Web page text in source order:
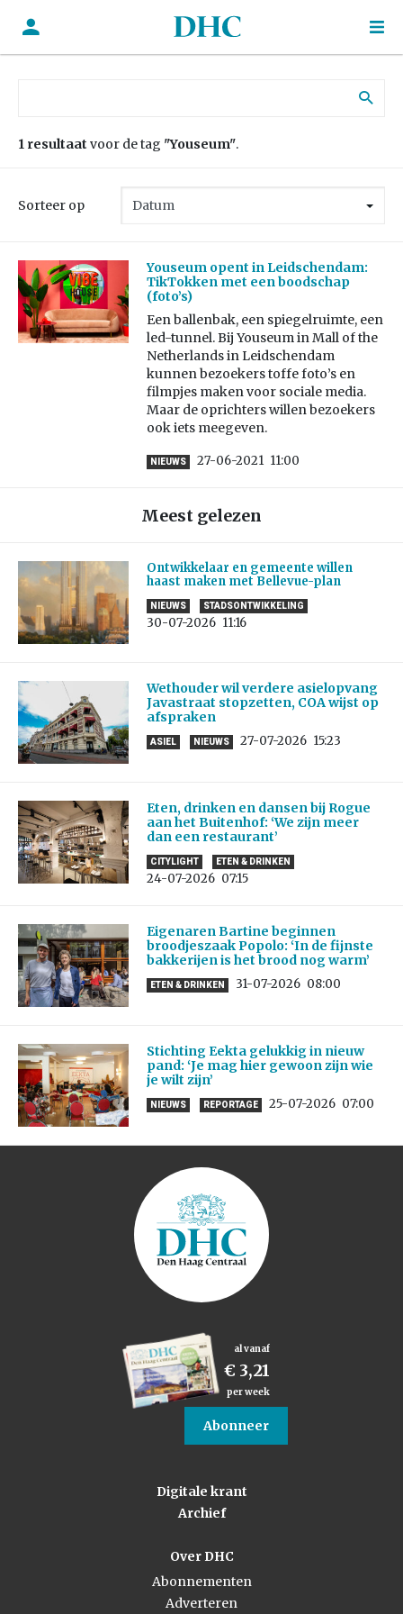
1 resultaat voor de tag "Youseum".
Sorteer op
Youseum opent in Leidschendam:
TikTokken met een boodschap
(foto’s)
Een ballenbak, een spiegelruimte, een
led-tunnel. Bij Youseum in Mall of the
Netherlands in Leidschendam
kunnen bezoekers toffe foto’s en
filmpjes maken voor sociale media.
Maar de oprichters willen bezoekers
ook iets meegeven.
NIEUWS 27-06-2021 11:00
Meest gelezen
Ontwikkelaar en gemeente willen
haast maken met Bellevue-plan
NIEUWS STADSONTWIKKELING
30-07-2026 11:16
Wethouder wil verdere asielopvang
Javastraat stopzetten, COA wijst op
afspraken
ASIEL NIEUWS 27-07-2026 15:23
Eten, drinken en dansen bij Rogue
aan het Buitenhof: ‘We zijn meer
dan een restaurant’
CITYLIGHT ETEN & DRINKEN
24-07-2026 07:15
Eigenaren Bartine beginnen
broodjeszaak Popolo: ‘In de fijnste
bakkerijen is het brood nog warm’
ETEN & DRINKEN 31-07-2026 08:00
Stichting Eekta gelukkig in nieuw
pand: ‘Je mag hier gewoon zijn wie
je wilt zijn’
NIEUWS REPORTAGE 25-07-2026 07:00
al vanaf
€ 3,21
per week
Abonneer
Digitale krant
Archief
Over DHC
Abonnementen
Adverteren